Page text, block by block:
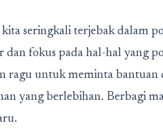
seringkali terjebak dalam
dan fokus pada hal-hal yang
ragu untuk meminta bantuan
yang berlebihan. Berbagi